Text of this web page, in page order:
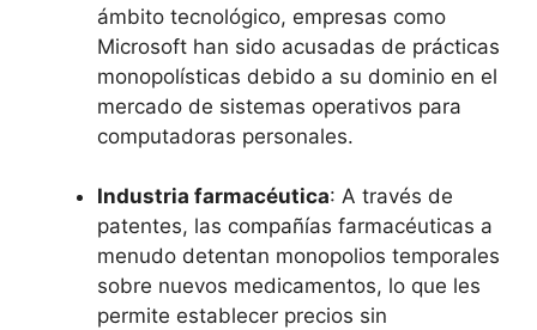
‌ámbito⁣ tecnológico, empresas‌ como
Microsoft han sido acusadas de​ prácticas
monopolísticas debido a su ⁤dominio en el‍
mercado de sistemas operativos para
computadoras personales.
Industria farmacéutica: A través ‍de
patentes, ‍las compañías ⁤farmacéuticas a
menudo detentan monopolios temporales
sobre nuevos medicamentos, lo ⁣que les
permite establecer precios sin‍